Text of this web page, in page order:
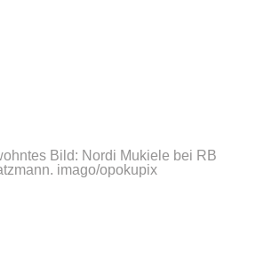
Bild: Nordi Mukiele bei RB
imago/opokupix